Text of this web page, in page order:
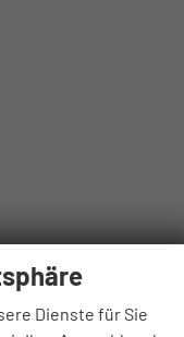
Dienste für Sie